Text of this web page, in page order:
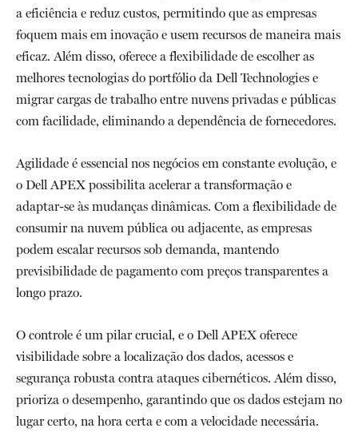
a eficiência e reduz custos, permitindo que as empresas
foquem mais em inovação e usem recursos de maneira mais
eficaz. Além disso, oferece a flexibilidade de escolher as
melhores tecnologias do portfólio da Dell Technologies e
migrar cargas de trabalho entre nuvens privadas e públicas
com facilidade, eliminando a dependência de fornecedores.
Agilidade é essencial nos negócios em constante evolução, e
o Dell APEX possibilita acelerar a transformação e
adaptar-se às mudanças dinâmicas. Com a flexibilidade de
consumir na nuvem pública ou adjacente, as empresas
podem escalar recursos sob demanda, mantendo
previsibilidade de pagamento com preços transparentes a
longo prazo.
O controle é um pilar crucial, e o Dell APEX oferece
visibilidade sobre a localização dos dados, acessos e
segurança robusta contra ataques cibernéticos. Além disso,
prioriza o desempenho, garantindo que os dados estejam no
lugar certo, na hora certa e com a velocidade necessária.